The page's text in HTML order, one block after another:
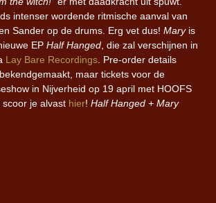
intenser wordende ritmische aanval van
Sander op de drums. Erg vet dus! Maryis
EP Half Hanged , die zal verschijnen in
Lay Bare Recordings . Pre-order details
maar tickets voor de
in Nijverheid op 19 april met HOOFS
je alvast hier! Half Hanged + Mary